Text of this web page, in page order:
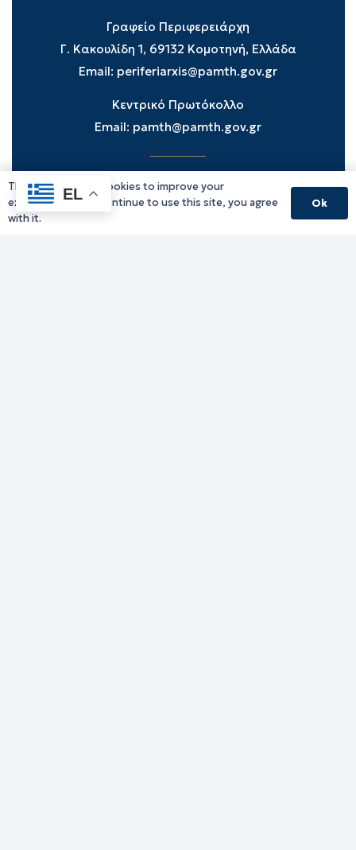
Γραφείο Περιφερειάρχη
Γ. Κακουλίδη 1, 69132 Κομοτηνή, Ελλάδα
Email: periferiarxis@pamth.gov.gr
Κεντρικό Πρωτόκολλο
Email: pamth@pamth.gov.gr
Υπηρεσίες Δράμας
Υπηρεσίες Καβάλας
EL
This website uses cookies to improve your
experience. If you continue to use this site, you agree
with it.
Ok